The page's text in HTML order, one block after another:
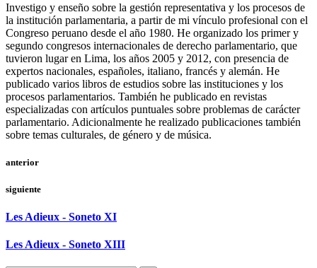
Investigo y enseño sobre la gestión representativa y los procesos de
la institución parlamentaria, a partir de mi vínculo profesional con el
Congreso peruano desde el año 1980. He organizado los primer y
segundo congresos internacionales de derecho parlamentario, que
tuvieron lugar en Lima, los años 2005 y 2012, con presencia de
expertos nacionales, españoles, italiano, francés y alemán. He
publicado varios libros de estudios sobre las instituciones y los
procesos parlamentarios. También he publicado en revistas
especializadas con artículos puntuales sobre problemas de carácter
parlamentario. Adicionalmente he realizado publicaciones también
sobre temas culturales, de género y de música.
anterior
siguiente
Les Adieux - Soneto XI
Les Adieux - Soneto XIII